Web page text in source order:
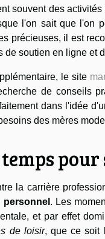
souvent des
l'on sait que l'on
précieuses, il est
de soutien en ligne et
le site
de conseils
dans l'idée
des mères
pour
la carrière
personnel . Les
et par effet
de loisir, que ce soit